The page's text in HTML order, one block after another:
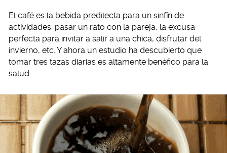
El café es la bebida predilecta para un sinfín de
actividades: pasar un rato con la pareja, la excusa
perfecta para invitar a salir a una chica, disfrutar del
invierno, etc. Y ahora un estudio ha descubierto que
tomar tres tazas diarias es altamente benéfico para la
salud.